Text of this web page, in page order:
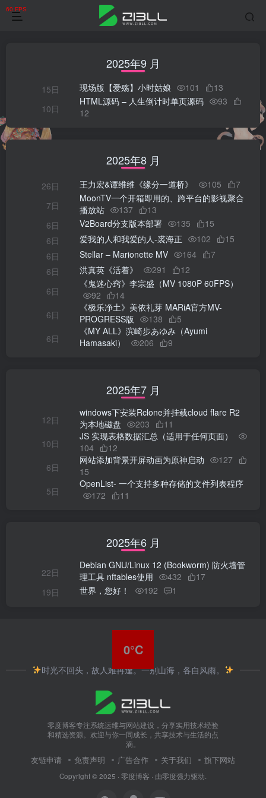
2025年9 月
15日 现场版【爱殇】小时姑娘 101
13
10日
HTML源码 – 人生倒计时单页源码
93
12
2025年8 月
26日 王力宏&谭维维《缘分一道桥》 105
7
7日
MoonTV一个开箱即用的、跨平台的影视聚合
播放站
137
13
6日
V2Board分支版本部署 135
15
6日
爱我的人和我爱的人-裘海正 102
15
6日
Stellar – Marionette MV 164
7
6日
洪真英《活着》 291
12
6日
《鬼迷心窍》李宗盛（MV 1080P 60FPS）
92
14
6日
《极乐净土》美依礼芽 MARiA官方MV-
PROGRESS版
138
5
6日
《MY ALL》滨崎步あゆみ（Ayumi
Hamasaki）
206 9
2025年7 月
12日
windows下安装Rclone并挂载cloud flare R2
为本地磁盘
203
11
10日
JS 实现表格数据汇总（适用于任何页面）
104
12
6日
网站添加背景开屏动画为原神启动
127
15
5日
OpenList- 一个支持多种存储的文件列表程序
172
11
2025年6 月
22日
Debian GNU/Linux 12 (Bookworm) 防火墙管
理工具 nftables使用
432
17
19日
世界，您好！ 192 1
0°C
时光不回头，故人难再逢。一别山海，各自风雨。
零度博客专注系统运维与网站建设，分享实用技术经验
和精选资源。欢迎与你一同成长，共享技术与生活的点
滴。
友链申请 免责声明 广告合作 关于我们 旗下网站
Copyright © 2025 · 零度博客 · 由零度强力驱动.